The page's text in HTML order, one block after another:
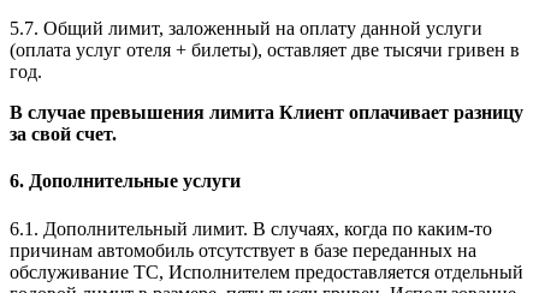
5.7. Общий лимит, заложенный на оплату данной услуги
(оплата услуг отеля + билеты), оставляет две тысячи гривен в
год.
В случае превышения лимита Клиент оплачивает разницу
за свой счет.
6. Дополнительные услуги
6.1. Дополнительный лимит. В случаях, когда по каким-то
причинам автомобиль отсутствует в базе переданных на
обслуживание ТС, Исполнителем предоставляется отдельный